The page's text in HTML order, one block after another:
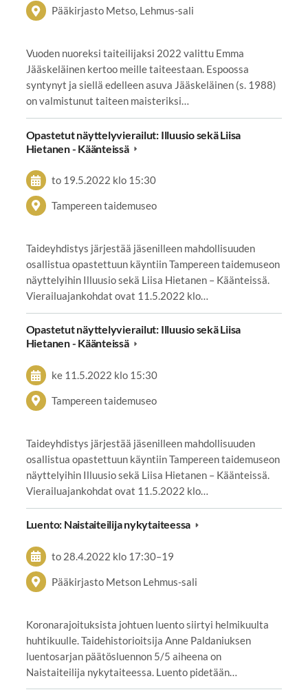
Pääkirjasto Metso, Lehmus-sali
Vuoden nuoreksi taiteilijaksi 2022 valittu Emma
Jääskeläinen kertoo meille taiteestaan. Espoossa
syntynyt ja siellä edelleen asuva Jääskeläinen (s. 1988)
on valmistunut taiteen maisteriksi…
Opastetut näyttelyvierailut: Illuusio sekä Liisa
Hietanen - Käänteissä
to 19.5.2022 klo 15:30
Tampereen taidemuseo
Taideyhdistys järjestää jäsenilleen mahdollisuuden
osallistua opastettuun käyntiin Tampereen taidemuseon
näyttelyihin Illuusio sekä Liisa Hietanen – Käänteissä.
Vierailuajankohdat ovat 11.5.2022 klo…
Opastetut näyttelyvierailut: Illuusio sekä Liisa
Hietanen - Käänteissä
ke 11.5.2022 klo 15:30
Tampereen taidemuseo
Taideyhdistys järjestää jäsenilleen mahdollisuuden
osallistua opastettuun käyntiin Tampereen taidemuseon
näyttelyihin Illuusio sekä Liisa Hietanen – Käänteissä.
Vierailuajankohdat ovat 11.5.2022 klo…
Luento: Naistaiteilija nykytaiteessa
to 28.4.2022 klo 17:30–19
Pääkirjasto Metson Lehmus-sali
Koronarajoituksista johtuen luento siirtyi helmikuulta
huhtikuulle. Taidehistorioitsija Anne Paldaniuksen
luentosarjan päätösluennon 5/5 aiheena on
Naistaiteilija nykytaiteessa. Luento pidetään…